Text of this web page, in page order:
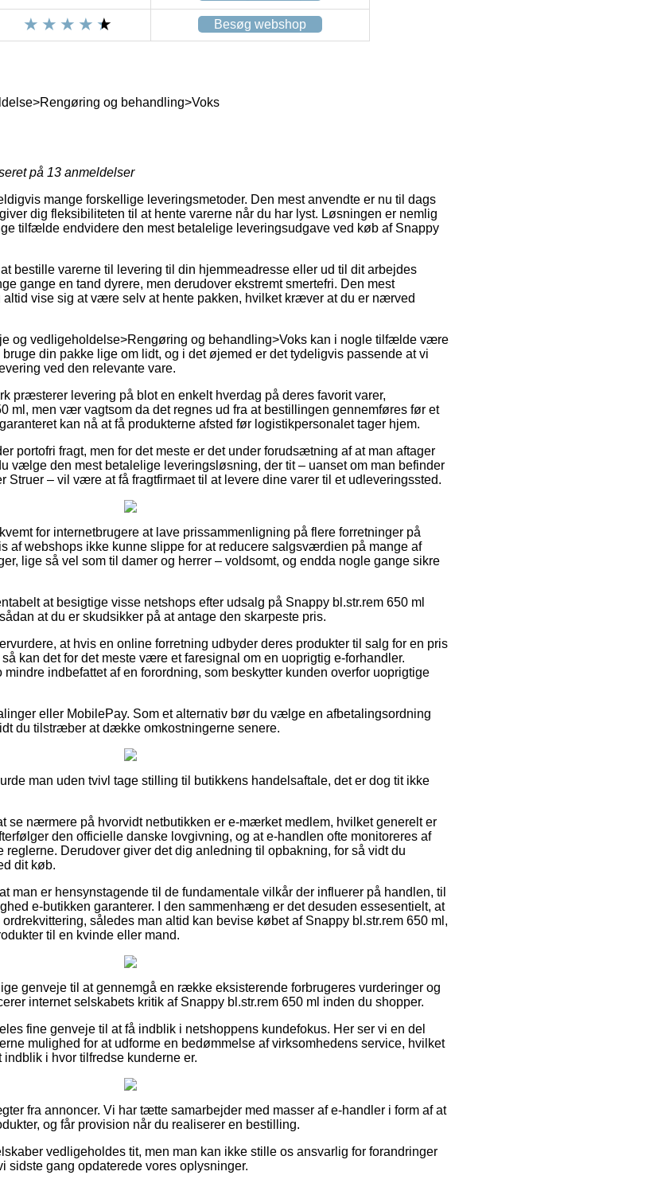
Besøg webshop
og behandling>Voks
på 13 anmeldelser
mange forskellige leveringsmetoder. Den mest anvendte er nu til dags
dig fleksibiliteten til at hente varerne når du har lyst. Løsningen er nemlig
tilfælde endvidere den mest betalelige leveringsudgave ved køb af Snappy
bestille varerne til levering til din hjemmeadresse eller ud til dit arbejdes
gange en tand dyrere, men derudover ekstremt smertefri. Den mest
vise sig at være selv at hente pakken, hvilket kræver at du er nærved
og vedligeholdelse>Rengøring og behandling>Voks kan i nogle tilfælde være
din pakke lige om lidt, og i det øjemed er det tydeligvis passende at vi
ved den relevante vare.
præsterer levering på blot en enkelt hverdag på deres favorit varer,
ml, men vær vagtsom da det regnes ud fra at bestillingen gennemføres før et
kan nå at få produkterne afsted før logistikpersonalet tager hjem.
portofri fragt, men for det meste er det under forudsætning af at man aftager
vælge den mest betalelige leveringsløsning, der tit – uanset om man befinder
Struer – vil være at få fragtfirmaet til at levere dine varer til et udleveringssted.
for internetbrugere at lave prissammenligning på flere forretninger på
af webshops ikke kunne slippe for at reducere salgsværdien på mange af
lige så vel som til damer og herrer – voldsomt, og endda nogle gange sikre
at besigtige visse netshops efter udsalg på Snappy bl.str.rem 650 ml
at du er skudsikker på at antage den skarpeste pris.
at hvis en online forretning udbyder deres produkter til salg for en pris
kan det for det meste være et faresignal om en uoprigtig e-forhandler.
indbefattet af en forordning, som beskytter kunden overfor uoprigtige
eller MobilePay. Som et alternativ bør du vælge en afbetalingsordning
du tilstræber at dække omkostningerne senere.
man uden tvivl tage stilling til butikkens handelsaftale, det er dog tit ikke
se nærmere på hvorvidt netbutikken er e-mærket medlem, hvilket generelt er
den officielle danske lovgivning, og at e-handlen ofte monitoreres af
reglerne. Derudover giver det dig anledning til opbakning, for så vidt du
dit køb.
man er hensynstagende til de fundamentale vilkår der influerer på handlen, til
e-butikken garanterer. I den sammenhæng er det desuden essesentielt, at
således man altid kan bevise købet af Snappy bl.str.rem 650 ml,
til en kvinde eller mand.
genveje til at gennemgå en række eksisterende forbrugeres vurderinger og
internet selskabets kritik af Snappy bl.str.rem 650 ml inden du shopper.
fine genveje til at få indblik i netshoppens kundefokus. Her ser vi en del
mulighed for at udforme en bedømmelse af virksomhedens service, hvilket
i hvor tilfredse kunderne er.
fra annoncer. Vi har tætte samarbejder med masser af e-handler i form af at
og får provision når du realiserer en bestilling.
vedligeholdes tit, men man kan ikke stille os ansvarlig for forandringer
sidste gang opdaterede vores oplysninger.